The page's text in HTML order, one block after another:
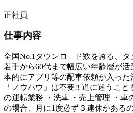
正社員
仕事内容
全国No.1ダウンロード数を誇る、
若手から60代まで幅広い年齢層が
本的にアプリ等の配車依頼が入っ
「ノウハウ」は不要!! 道に迷うこ
の運転業務 ・洗車 ・売上管理 ・
の場合、月に1度必ず３連休がある